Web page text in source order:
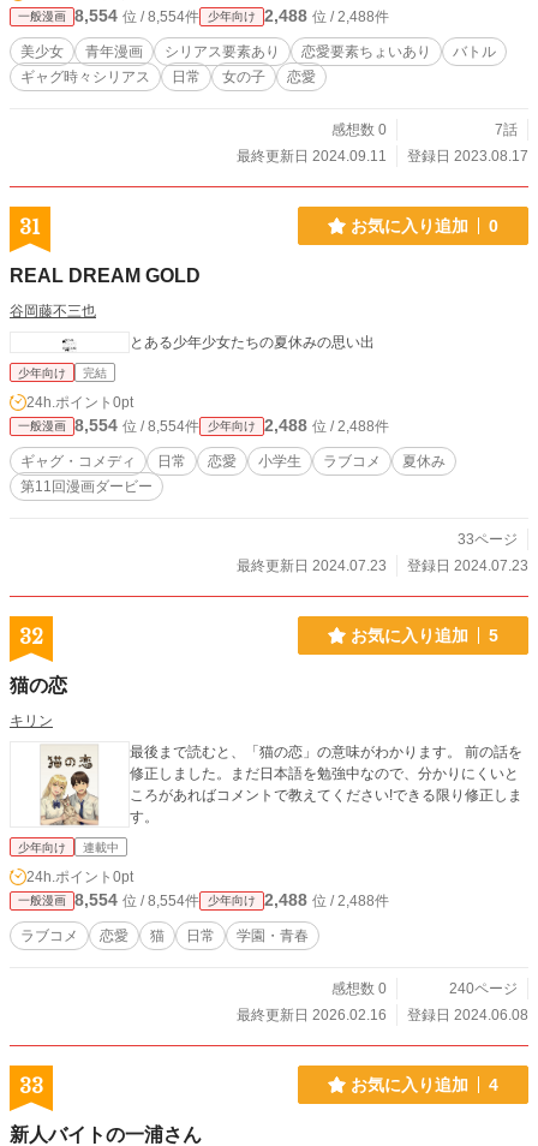
一般漫画 8,554 位 / 8,554件 少年向け 2,488 位 / 2,488件
美少女 青年漫画 シリアス要素あり 恋愛要素ちょいあり
バトル
ギャグ時々シリアス
日常 女の子 恋愛
感想数 0
7話
最終更新日 2024.09.11
登録日 2023.08.17
31 お気に入り追加 0
REAL DREAM GOLD
谷岡藤不三也
とある少年少女たちの夏休みの思い出
少年向け 完結
24h.ポイント 0pt
一般漫画 8,554 位 / 8,554件 少年向け 2,488 位 / 2,488件
ギャグ・コメディ 日常 恋愛 小学生 ラブコメ
夏休み
第11回漫画ダービー
33ページ
最終更新日 2024.07.23
登録日 2024.07.23
32 お気に入り追加 5
猫の恋
キリン
最後まで読むと、「猫の恋」の意味がわかります。 前の話を
修正しました。まだ日本語を勉強中なので、分かりにくいと
ころがあればコメントで教えてください!できる限り修正しま
す。
少年向け 連載中
24h.ポイント 0pt
一般漫画 8,554 位 / 8,554件 少年向け 2,488 位 / 2,488件
ラブコメ 恋愛 猫 日常 学園・青春
感想数 0
240ページ
最終更新日 2026.02.16
登録日 2024.06.08
33 お気に入り追加 4
新人バイトの一浦さん